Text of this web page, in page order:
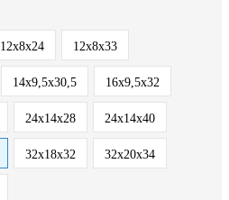
12x8x24 12x8x33
14x9,5x30,5 16x9,5x32
24х14х28 24х14х40
32x18x32 32х20х34